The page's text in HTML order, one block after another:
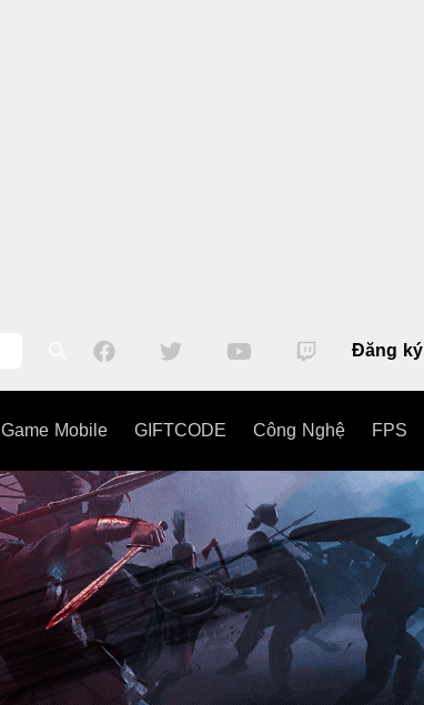
Đăng ký
Game Mobile GIFTCODE Công Nghệ FPS